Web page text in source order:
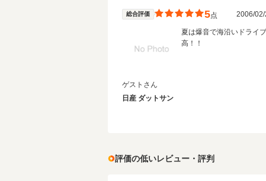
総合評価 5点 2006/
夏は爆音で海沿いドライ
高！！
ゲストさん
日産 ダットサン
評価の低いレビュー・評判